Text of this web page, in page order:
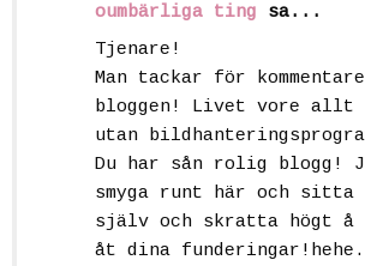
oumbärliga ting sa...
Tjenare!
Man tackar för
bloggen! Livet vore
utan
Du har sån rolig blogg!
smyga runt här och sitta
själv och skratta högt
åt dina